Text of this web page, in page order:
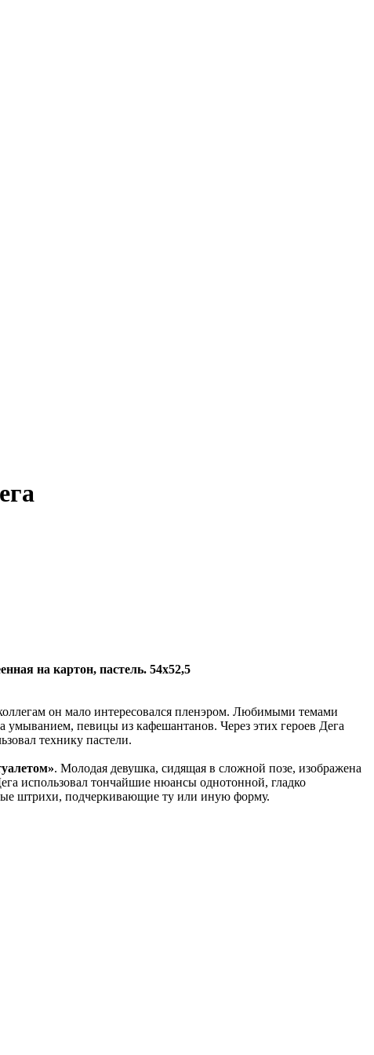
на картон, пастель. 54x52,5
он мало интересовался пленэром. Любимыми темами
певицы из кафешантанов. Через этих героев Дега
технику пастели.
. Молодая девушка, сидящая в сложной позе, изображена
использовал тончайшие нюансы однотонной, гладко
штрихи, подчеркивающие ту или иную форму.